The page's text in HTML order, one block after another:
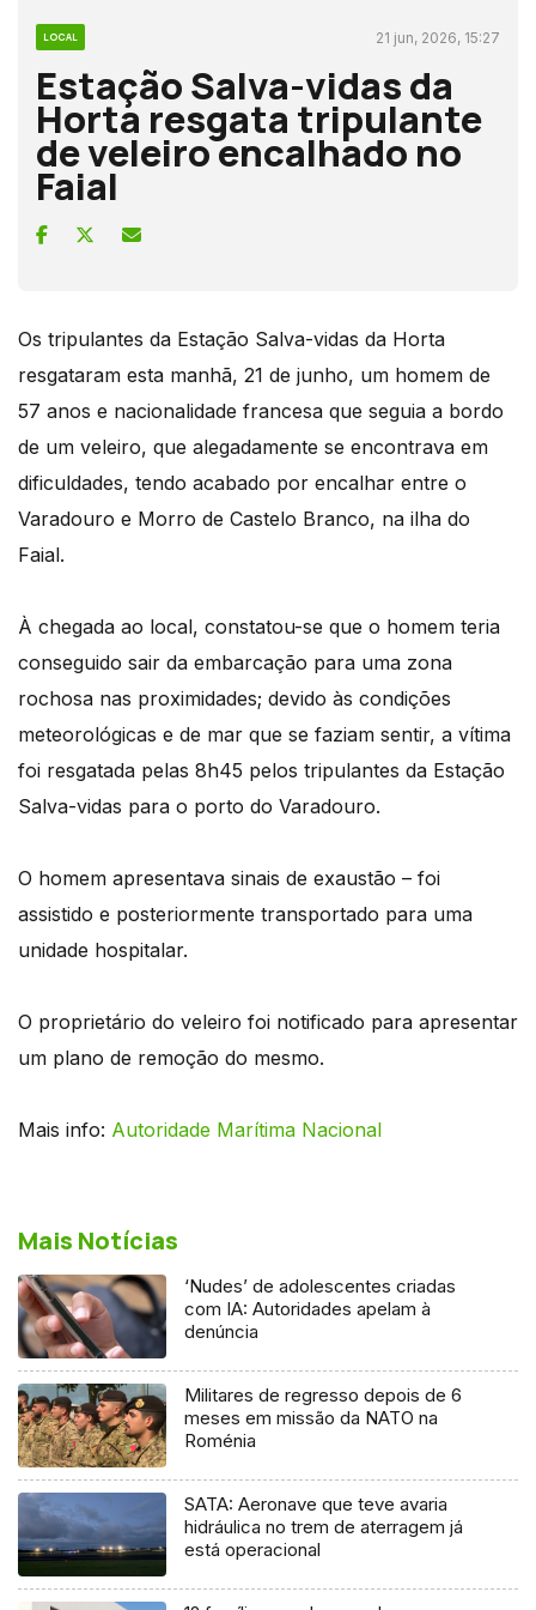
LOCAL 21 jun, 2026, 15:27
Estação Salva-vidas da
Horta resgata tripulante
de veleiro encalhado no
Faial
Os tripulantes da Estação Salva-vidas da Horta
resgataram esta manhã, 21 de junho, um homem de
57 anos e nacionalidade francesa que seguia a bordo
de um veleiro, que alegadamente se encontrava em
dificuldades, tendo acabado por encalhar entre o
Varadouro e Morro de Castelo Branco, na ilha do
Faial.
À chegada ao local, constatou-se que o homem teria
conseguido sair da embarcação para uma zona
rochosa nas proximidades; devido às condições
meteorológicas e de mar que se faziam sentir, a vítima
foi resgatada pelas 8h45 pelos tripulantes da Estação
Salva-vidas para o porto do Varadouro.
O homem apresentava sinais de exaustão – foi
assistido e posteriormente transportado para uma
unidade hospitalar.
O proprietário do veleiro foi notificado para apresentar
um plano de remoção do mesmo.
Mais info: Autoridade Marítima Nacional
Mais Notícias
‘Nudes’ de adolescentes criadas
com IA: Autoridades apelam à
denúncia
Militares de regresso depois de 6
meses em missão da NATO na
Roménia
SATA: Aeronave que teve avaria
hidráulica no trem de aterragem já
está operacional